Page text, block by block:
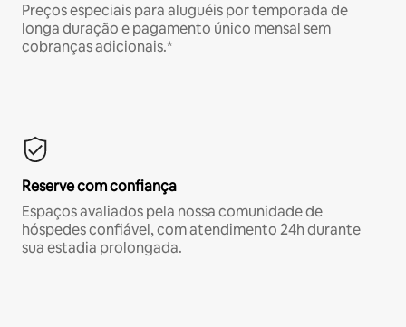
Preços especiais para aluguéis por temporada de
longa duração e pagamento único mensal sem
cobranças adicionais.*
Reserve com confiança
Espaços avaliados pela nossa comunidade de
hóspedes confiável, com atendimento 24h durante
sua estadia prolongada.